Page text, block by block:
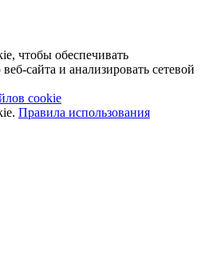
чтобы обеспечивать
сайта и анализировать сетевой
cookie
Правила использования